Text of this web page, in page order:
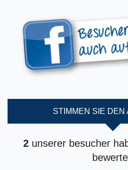
STIMMEN SIE DEN
2unserer besucher